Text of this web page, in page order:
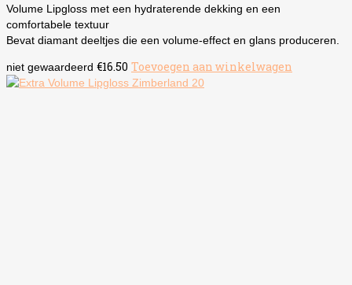
Volume Lipgloss met een hydraterende dekking en een
comfortabele textuur
Bevat diamant deeltjes die een volume-effect en glans produceren.
niet gewaardeerd €16.50 Toevoegen aan winkelwagen